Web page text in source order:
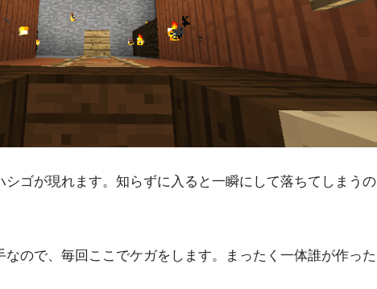
シゴが現れます。知らずに入ると一瞬にして落ちてしまうの
ので、毎回ここでケガをします。まったく一体誰が作った